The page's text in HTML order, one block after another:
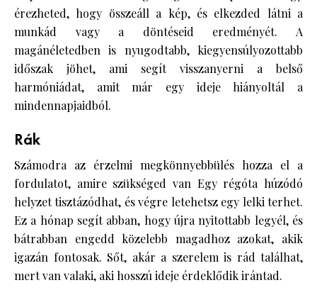
érezheted, hogy összeáll a kép, és elkezded látni a
munkád vagy a döntéseid eredményét. A
magánéletedben is nyugodtabb, kiegyensúlyozottabb
időszak jöhet, ami segít visszanyerni a belső
harmóniádat, amit már egy ideje hiányoltál a
mindennapjaidból.
Rák
Számodra az érzelmi megkönnyebbülés hozza el a
fordulatot, amire szükséged van Egy régóta húzódó
helyzet tisztázódhat, és végre letehetsz egy lelki terhet.
Ez a hónap segít abban, hogy újra nyitottabb legyél, és
bátrabban engedd közelebb magadhoz azokat, akik
igazán fontosak. Sőt, akár a szerelem is rád találhat,
mert van valaki, aki hosszú ideje érdeklődik irántad.